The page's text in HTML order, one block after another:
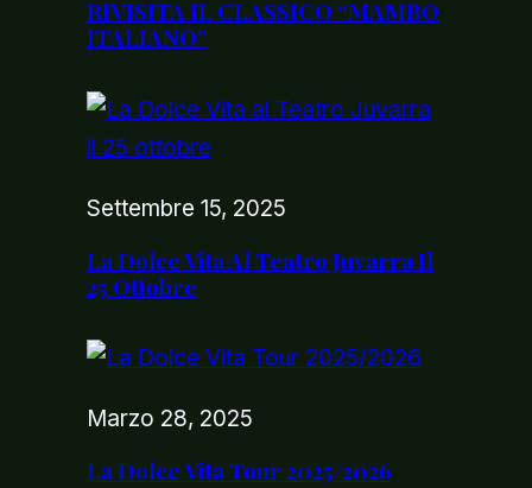
RIVISITA IL CLASSICO “MAMBO
ITALIANO”
Settembre 15, 2025
La Dolce Vita Al Teatro Juvarra Il
25 Ottobre
Marzo 28, 2025
La Dolce Vita Tour 2025/2026